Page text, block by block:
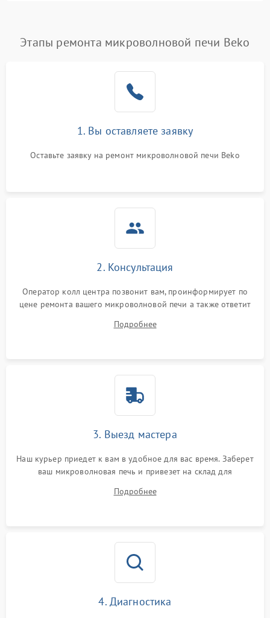
Появление запаха гари Подробнее →
2200 ₽
Не работают сенсорные
1000 ₽
Этапы ремонта микроволновой печи Beko
1. Вы оставляете заявку
Оставьте заявку на ремонт микроволновой печи Beko
2. Консультация
Оператор колл центра позвонит вам, проинформирует по
цене ремонта вашего микроволновой печи а также ответит
Подробнее
3. Выезд мастера
Наш курьер приедет к вам в удобное для вас время. Заберет
ваш микроволновая печь и привезет на склад для
Подробнее
4. Диагностика